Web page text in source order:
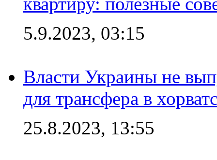
5.9.2023, 03:15
Власти Украины не
для трансфера в
25.8.2023, 13:55